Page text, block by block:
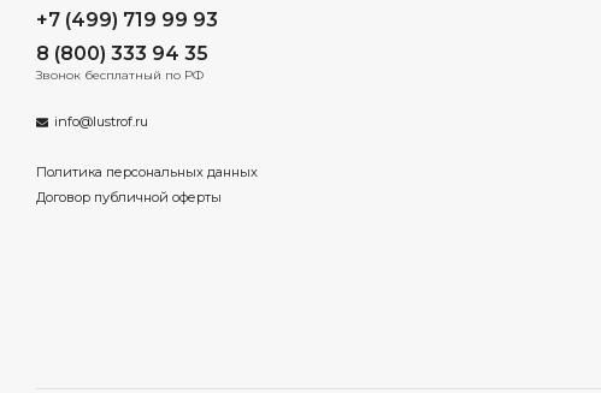
+7 (499) 719 99 93
8 (800) 333 94 35
Звонок бесплатный по РФ
info@lustrof.ru
Политика персональных данных
Договор публичной оферты